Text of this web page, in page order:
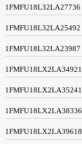
1FMFU18L32LA27736
1FMFU18L32LA25492
1FMFU18L32LA23987
1FMFU18LX2LA34921
1FMFU18LX2LA35241
1FMFU18LX2LA38336
1FMFU18LX2LA39618